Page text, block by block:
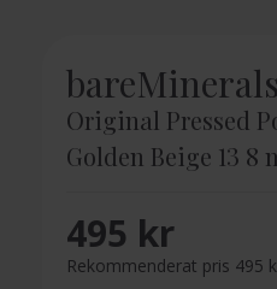
bareMinerals
Original Pressed
Golden Beige 13 8
495 kr
Rekommenderat pris 495